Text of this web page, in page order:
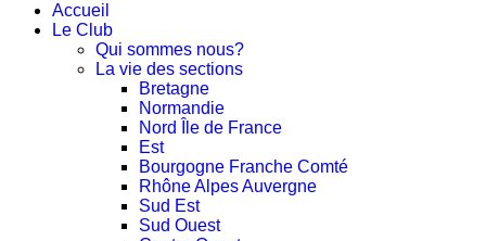
Accueil
Le Club
Qui sommes nous?
La vie des sections
Bretagne
Normandie
Nord Île de France
Est
Bourgogne Franche Comté
Rhône Alpes Auvergne
Sud Est
Sud Ouest